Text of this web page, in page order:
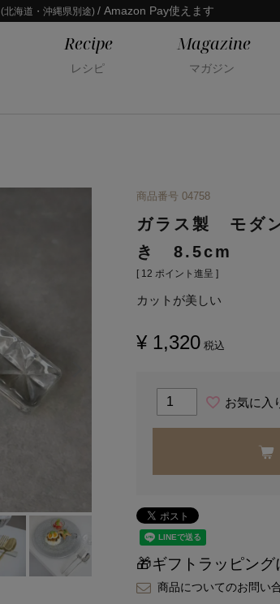
(北海道・沖縄県別途) / Amazon Pay使えます
Recipe
レシピ
Magazine
マガジン
商品番号 04758
ガラス製 モダ
き 8.5cm
[ 12 ポイント進呈 ]
カットが美しい
¥ 1,320 税込
お気に入
🎁ギフトラッピング
商品についてのお問い